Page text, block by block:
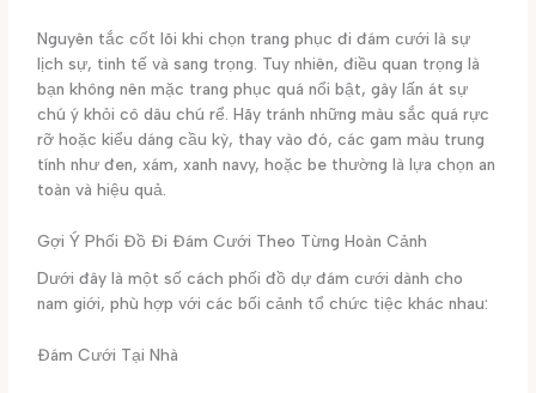
Nguyên tắc cốt lõi khi chọn trang phục đi đám cưới là sự
lịch sự, tinh tế và sang trọng. Tuy nhiên, điều quan trọng là
bạn không nên mặc trang phục quá nổi bật, gây lấn át sự
chú ý khỏi cô dâu chú rể. Hãy tránh những màu sắc quá rực
rỡ hoặc kiểu dáng cầu kỳ, thay vào đó, các gam màu trung
tính như đen, xám, xanh navy, hoặc be thường là lựa chọn an
toàn và hiệu quả.
Gợi Ý Phối Đồ Đi Đám Cưới Theo Từng Hoàn Cảnh
Dưới đây là một số cách phối đồ dự đám cưới dành cho
nam giới, phù hợp với các bối cảnh tổ chức tiệc khác nhau:
Đám Cưới Tại Nhà